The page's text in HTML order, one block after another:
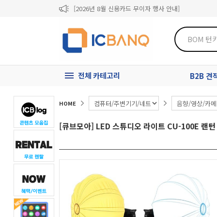
[2026년 8월 신용카드 무이자 행사 안내]
[마일리지 적립 및 사용 정책 개편 안내]
전체 카테고리 B2B 견
HOME
[큐브모아] LED 스튜디오 라이트 CU-100E 랜